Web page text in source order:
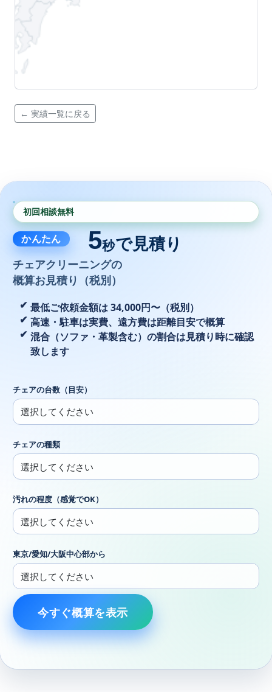
← 実績一覧に戻る
初回相談無料
かんたん 5秒で見積り
チェアクリーニングの
概算お見積り（税別）
最低ご依頼金額は 34,000円〜（税別）
高速・駐車は実費、遠方費は距離目安で概算
混合（ソファ・革製含む）の割合は見積り時に確認
致します
チェアの台数（目安）
チェアの種類
汚れの程度（感覚でOK）
東京/愛知/大阪中心部から
今すぐ概算を表示